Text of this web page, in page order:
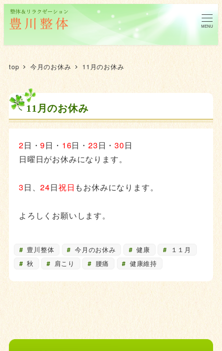
MENU
top 今月のお休み 11月のお休み
11月のお休み
2日・9日・ 16日・23日・30日
日曜日がお休みになります。
3日、24日祝日 もお休みになります。
よろしくお願いします。
豊川整体 今月のお休み 健康
１１月
秋
肩こり 腰痛 健康維持